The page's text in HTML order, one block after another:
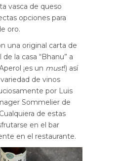
vasca de queso
opciones para
oro.
una original carta de
la casa “Bhanu” a
¡es un must!) así
de vinos
por Luis
Sommelier de
de estas
en el bar
en el restaurante.